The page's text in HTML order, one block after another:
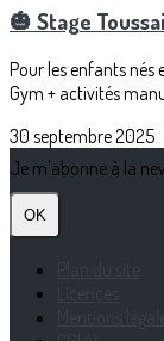
🎃 Stage
Pour les enfants nés
Gym + activités
30 septembre 2025
Je m'abonne à la
OK